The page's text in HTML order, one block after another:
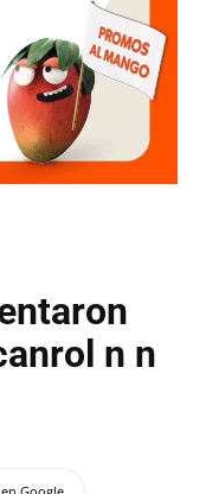
n n